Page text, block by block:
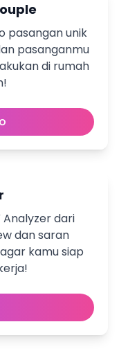
pasangan unik
pasanganmu
di rumah
Analyzer dari
dan saran
kamu siap